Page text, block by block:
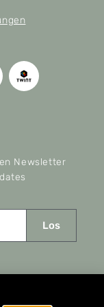
Newsletter
Los